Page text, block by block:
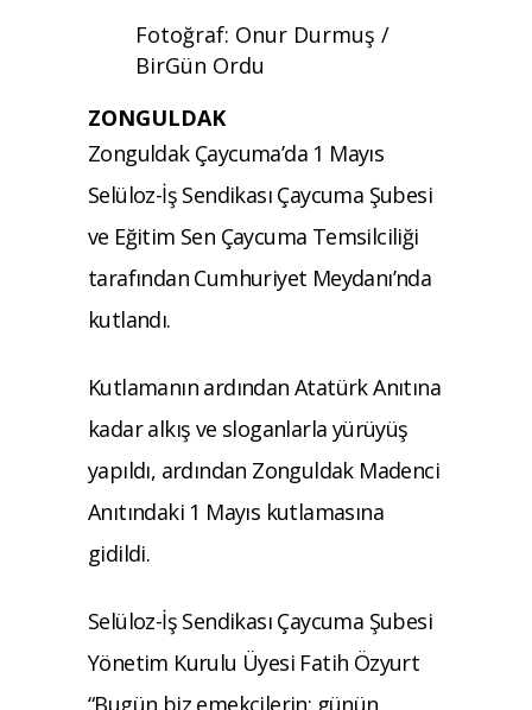
Fotoğraf: Onur Durmuş /
BirGün Ordu
ZONGULDAK
Zonguldak Çaycuma’da 1 Mayıs
Selüloz-İş Sendikası Çaycuma Şubesi
ve Eğitim Sen Çaycuma Temsilciliği
tarafından Cumhuriyet Meydanı’nda
kutlandı.
Kutlamanın ardından Atatürk Anıtına
kadar alkış ve sloganlarla yürüyüş
yapıldı, ardından Zonguldak Madenci
Anıtındaki 1 Mayıs kutlamasına
gidildi.
Selüloz-İş Sendikası Çaycuma Şubesi
Yönetim Kurulu Üyesi Fatih Özyurt
“Bugün biz emekçilerin; günün